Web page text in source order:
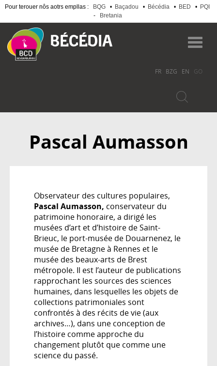
Pour terouer nôs aotrs empllas : BQG • Baçadou • Bécédia • BED •
PQI
-
Bretania
main
content
FR BZG EN GO
Pascal Aumasson
Observateur des cultures populaires,
Pascal Aumasson, conservateur du
patrimoine honoraire, a dirigé les
musées d’art et d’histoire de Saint-
Brieuc, le port-musée de Douarnenez, le
musée de Bretagne à Rennes et le
musée des beaux-arts de Brest
métropole. Il est l’auteur de publications
rapprochant les sources des sciences
humaines, dans lesquelles les objets de
collections patrimoniales sont
confrontés à des récits de vie (aux
archives…), dans une conception de
l’histoire comme approche du
changement plutôt que comme une
science du passé.